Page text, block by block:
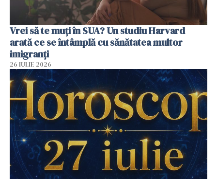
Vrei să te muți în SUA? Un studiu Harvard
arată ce se întâmplă cu sănătatea multor
imigranți
26 IULIE 2026